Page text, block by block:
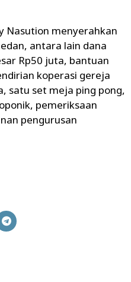
Nasution menyerahkan
antara lain dana
Rp50 juta, bantuan
koperasi gereja
satu set meja ping pong,
pemeriksaan
pengurusan